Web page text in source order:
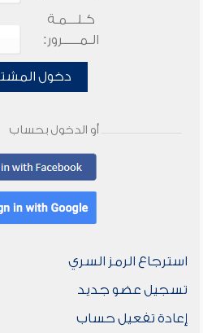
كـلـــمـة
الـمـــــرور:
دخول
أو الدخول بحساب
استرجاع الرمز السري
تسجيل عضو جديد
إعادة تفعيل حساب